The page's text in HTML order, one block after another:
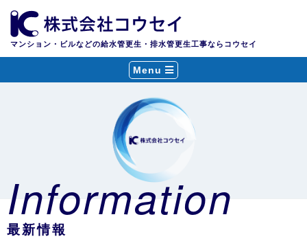
マンション・ビルなどの給水管更生・排水管更生工事ならコウセイ
Menu
Information
最新情報